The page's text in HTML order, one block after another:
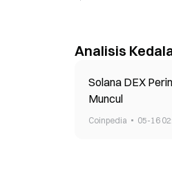
Analisis
Solana DEX
Muncul
Coinpedia 05-16